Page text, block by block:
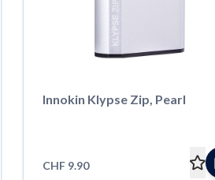
Innokin Klypse Zip, Pearl
CHF 9.90